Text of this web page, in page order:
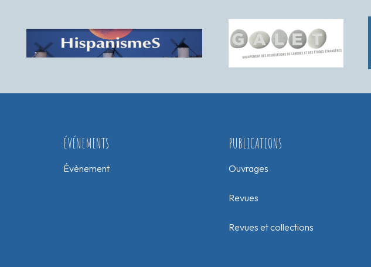
ÉVÉNEMENTS
Évènement
PUBLICATIONS
Ouvrages
Revues
Revues et collections